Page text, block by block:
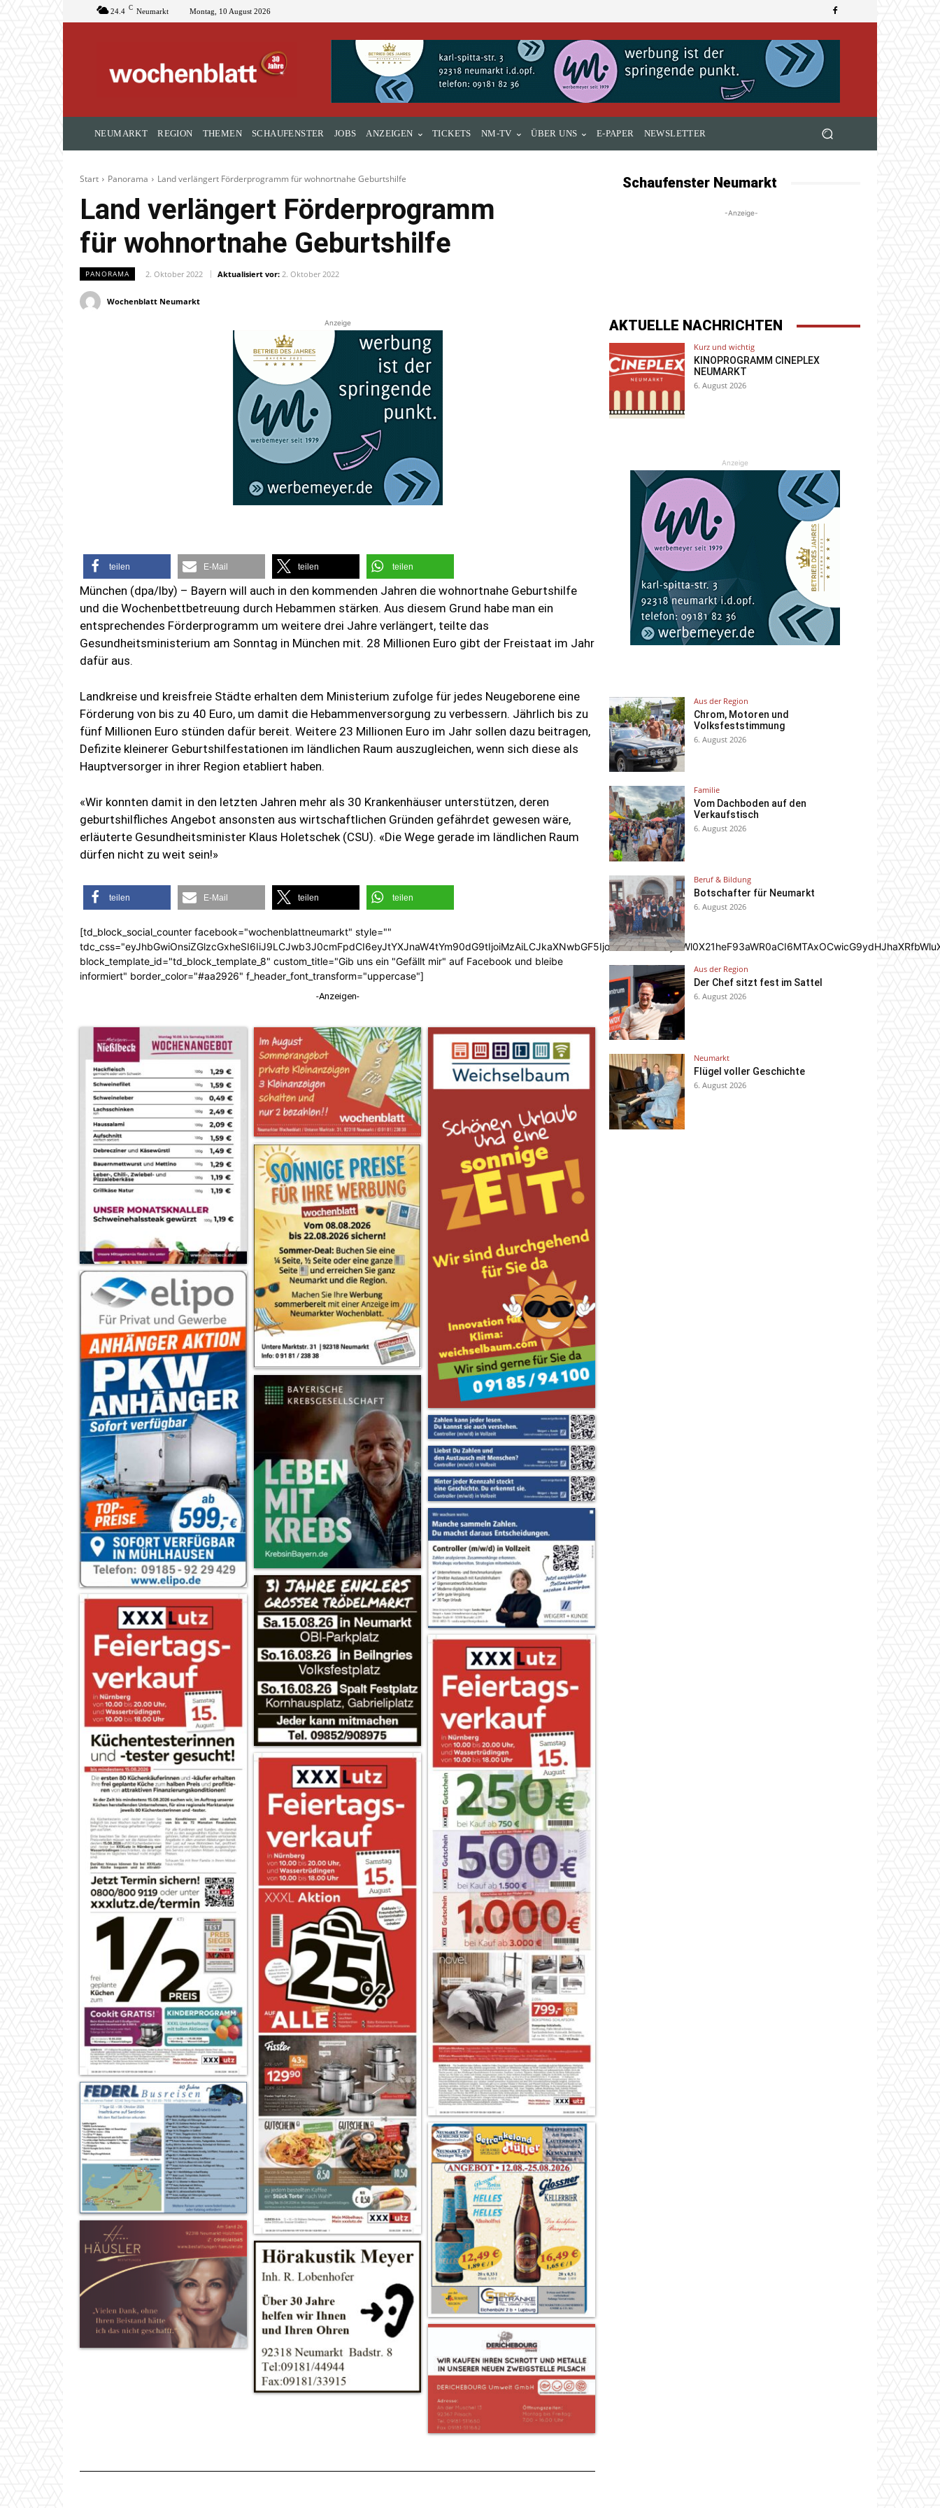
24.4 C Neumarkt Montag, 10 August 2026
NEUMARKT REGION THEMEN SCHAUFENSTER JOBS ANZEIGEN TICKETS NM-TV ÜBER UNS E-PAPER NEWSLETTER
Start Panorama Land verlängert Förderprogramm für wohnortnahe Geburtshilfe
Land verlängert Förderprogramm
für wohnortnahe Geburtshilfe
PANORAMA 2. Oktober 2022 Aktualisiert vor: 2. Oktober 2022
Wochenblatt Neumarkt
Schaufenster Neumarkt
-Anzeige-
Anzeige
teilen E-Mail teilen teilen
München (dpa/lby) – Bayern will auch in den kommenden Jahren die wohnortnahe Geburtshilfe
und die Wochenbettbetreuung durch Hebammen stärken. Aus diesem Grund habe man ein
entsprechendes Förderprogramm um weitere drei Jahre verlängert, teilte das
Gesundheitsministerium am Sonntag in München mit. 28 Millionen Euro gibt der Freistaat im Jahr
dafür aus.
Landkreise und kreisfreie Städte erhalten dem Ministerium zufolge für jedes Neugeborene eine
Förderung von bis zu 40 Euro, um damit die Hebammenversorgung zu verbessern. Jährlich bis zu
fünf Millionen Euro stünden dafür bereit. Weitere 23 Millionen Euro im Jahr sollen dazu beitragen,
Defizite kleinerer Geburtshilfestationen im ländlichen Raum auszugleichen, wenn sich diese als
Hauptversorger in ihrer Region etabliert haben.
«Wir konnten damit in den letzten Jahren mehr als 30 Krankenhäuser unterstützen, deren
geburtshilfliches Angebot ansonsten aus wirtschaftlichen Gründen gefährdet gewesen wäre,
erläuterte Gesundheitsminister Klaus Holetschek (CSU). «Die Wege gerade im ländlichen Raum
dürfen nicht zu weit sein!»
teilen E-Mail teilen teilen
[td_block_social_counter facebook="wochenblattneumarkt" style=""
block_template_id="td_block_template_8" custom_title="Gib uns ein "Gefällt mir" auf Facebook und bleibe
informiert" border_color="#aa2926" f_header_font_transform="uppercase"]
-Anzeigen-
AKTUELLE NACHRICHTEN
Kurz und wichtig
KINOPROGRAMM CINEPLEX
NEUMARKT
6. August 2026
Anzeige
Aus der Region
Chrom, Motoren und
Volksfeststimmung
6. August 2026
Familie
Vom Dachboden auf den
Verkaufstisch
6. August 2026
Beruf & Bildung
Botschafter für Neumarkt
6. August 2026
Aus der Region
Der Chef sitzt fest im Sattel
6. August 2026
Neumarkt
Flügel voller Geschichte
6. August 2026